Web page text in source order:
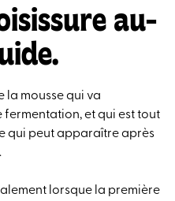
au-
la mousse qui va
et qui est tout
qui peut apparaître après
lorsque la première